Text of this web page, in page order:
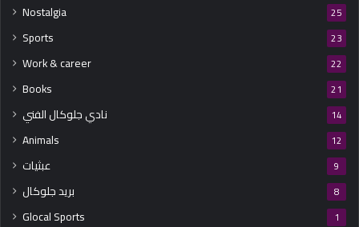
Nostalgia 25
Sports 23
Work & career 22
Books 21
نادي جلوكال الفني 14
Animals 12
عبثيات 9
بريد جلوكال 8
Glocal Sports 1